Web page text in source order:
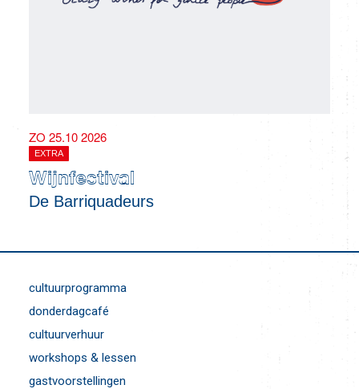
ZO 25.10 2026
EXTRA
Wijnfestival
De Barriquadeurs
cultuurprogramma
donderdagcafé
cultuurverhuur
workshops & lessen
gastvoorstellingen